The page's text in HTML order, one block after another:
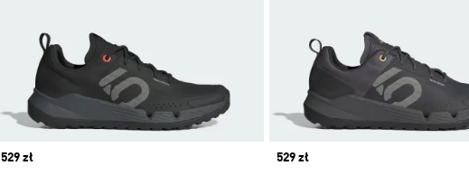
Price
529 zł
Price
529 zł